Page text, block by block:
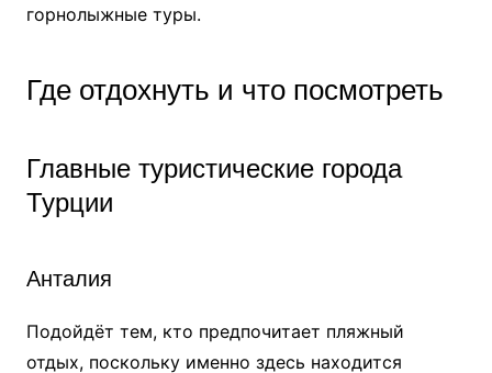
горнолыжные туры.
Где отдохнуть и что посмотреть
Главные туристические города
Турции
Анталия
Подойдёт тем, кто предпочитает пляжный
отдых, поскольку именно здесь находится